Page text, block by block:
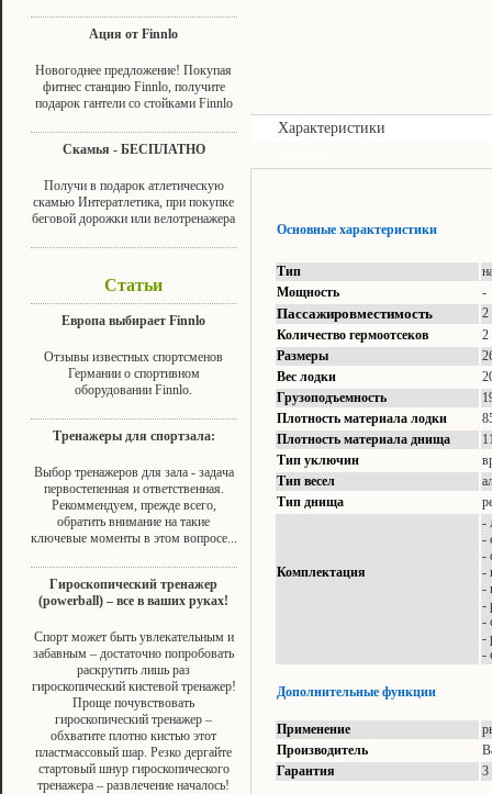
Ация от Finnlo
Новогоднее предложение! Покупая
фитнес станцию Finnlo, получите
подарок гантели со стойками Finnlo
Скамья - БЕСПЛАТНО
Получи в подарок атлетическую
скамью Интератлетика, при покупке
беговой дорожки или велотренажера
Статьи
Европа выбирает Finnlo
Отзывы известных спортсменов
Германии о спортивном
оборудовании Finnlo.
Тренажеры для спортзала:
Выбор тренажеров для зала - задача
первостепенная и ответственная.
Рекоммендуем, прежде всего,
обратить внимание на такие
ключевые моменты в этом вопросе...
Гироскопический тренажер
(powerball) – все в ваших руках!
Спорт может быть увлекательным и
забавным – достаточно попробовать
раскрутить лишь раз
гироскопический кистевой тренажер!
Проще почувствовать
гироскопический тренажер –
обхватите плотно кистью этот
пластмассовый шар. Резко дергайте
стартовый шнур гироскопического
тренажера – развлечение началось!
Характеристики
Основные характеристики
Тип
Мощность
-
Пассажировместимость
2
Количество гермоотсеков
2
Размеры
Вес лодки
Грузоподъемность
Плотность материала лодки
Плотность материала днища
Тип уключин
Тип весел
Тип днища
Комплектация
-
-
-
-
-
-
-
-
-
Дополнительные функции
Применение
Производитель
Гарантия
3